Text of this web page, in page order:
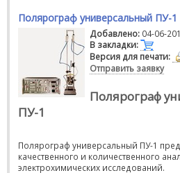
Полярограф универсальный ПУ-1
Добавлено: 04-06-
В закладки:
Версия для печати:
Отправить заявку
Полярограф
ПУ-1
Полярограф универсальный ПУ-1
качественного и количественного
электрохимических исследований.